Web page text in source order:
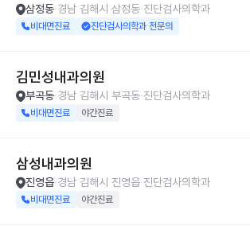
삼정동 경남 김해시 삼정동 진단검사의학과
비대면진료 진단검사의학과 전문의
김민성내과의원
부곡동 경남 김해시 부곡동 진단검사의학과
비대면진료 야간진료
삼성내과의원
진영읍 경남 김해시 진영읍 진단검사의학과
비대면진료 야간진료